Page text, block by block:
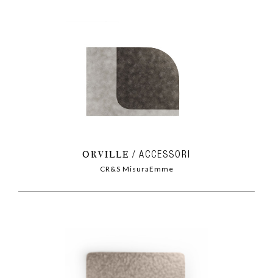
ORVILLE ACCESSORI
CR&S MisuraEmme